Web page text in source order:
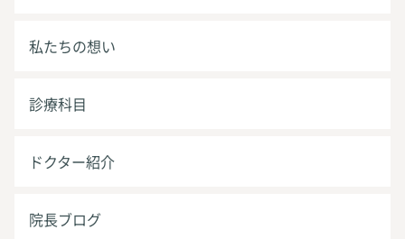
私たちの想い
診療科目
ドクター紹介
院長ブログ